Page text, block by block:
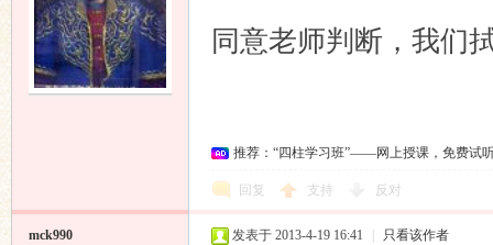
同意老师判断，我们
推荐：“四柱学习班”——网上授课，免费试
回复 支持 反对
mck990 发表于 2013-4-19 16:41 只看该作者